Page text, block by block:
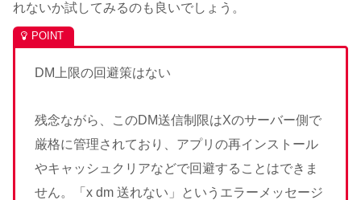
れないか試してみるのも良いでしょう。
DM上限の回避策はない
残念ながら、このDM送信制限はXのサーバー側で
厳格に管理されており、アプリの再インストール
やキャッシュクリアなどで回避することはできま
せん。「x dm 送れない」というエラーメッセージ